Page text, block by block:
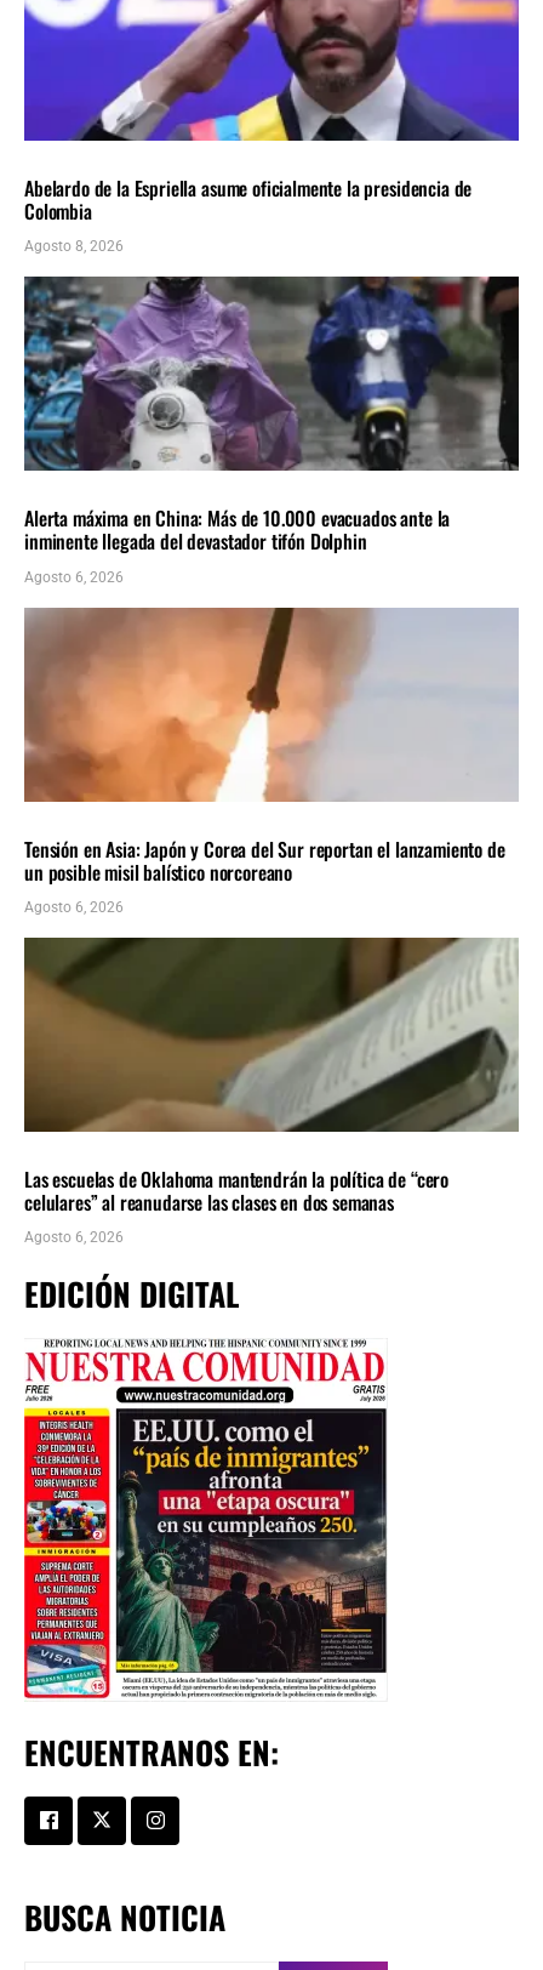
Abelardo de la Espriella asume oficialmente la presidencia de
Colombia
Agosto 8, 2026
Alerta máxima en China: Más de 10.000 evacuados ante la
inminente llegada del devastador tifón Dolphin
Agosto 6, 2026
Tensión en Asia: Japón y Corea del Sur reportan el lanzamiento de
un posible misil balístico norcoreano
Agosto 6, 2026
Las escuelas de Oklahoma mantendrán la política de “cero
celulares” al reanudarse las clases en dos semanas
Agosto 6, 2026
EDICIÓN DIGITAL
ENCUENTRANOS EN:
BUSCA NOTICIA